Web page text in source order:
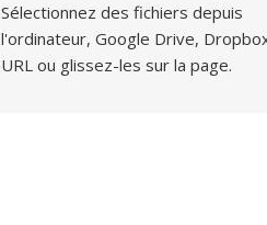
Sélectionnez des fichiers depuis
l'ordinateur, Google Drive,
URL ou glissez-les sur la page.